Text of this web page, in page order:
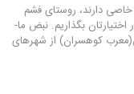
خاصی دارند، روستای فشم
بگذاریم. نبض ما-
کوهسران) از شهرهای